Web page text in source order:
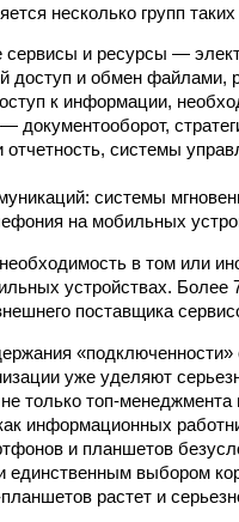
несколько групп
и ресурсы —
доступ и обмен файлами,
к информации,
документооборот,
отчетность, системы
системы
на мобильных
в том или
устройствах. Более
поставщика
«подключенности»
уже уделяют
только топ-менеджмента
информационных
и планшетов
выбором
растет и